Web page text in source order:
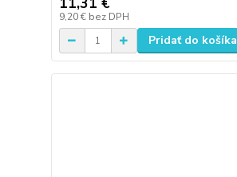
9,20 € bez DPH
Pridať do košíka